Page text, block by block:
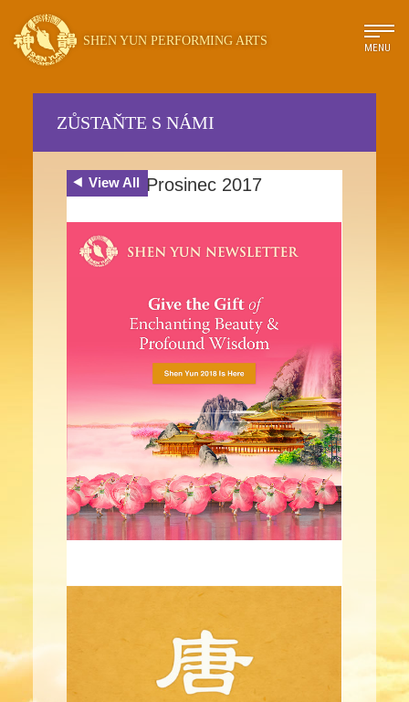
SHEN YUN PERFORMING ARTS
MENU
ZŮSTAŇTE S NÁMI
View All Prosinec 2017